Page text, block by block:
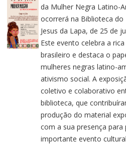
da Mulher Negra Latino-
ocorrerá na Biblioteca
Jesus da Lapa, de 25 de
Este evento celebra a
brasileiro e destaca o
mulheres negras latino-
ativismo social. A
coletivo e colaborativo
biblioteca, que
produção do material
com a sua presença
importante evento